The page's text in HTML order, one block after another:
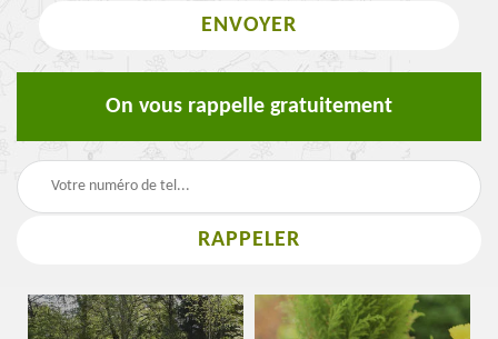
On vous rappelle gratuitement